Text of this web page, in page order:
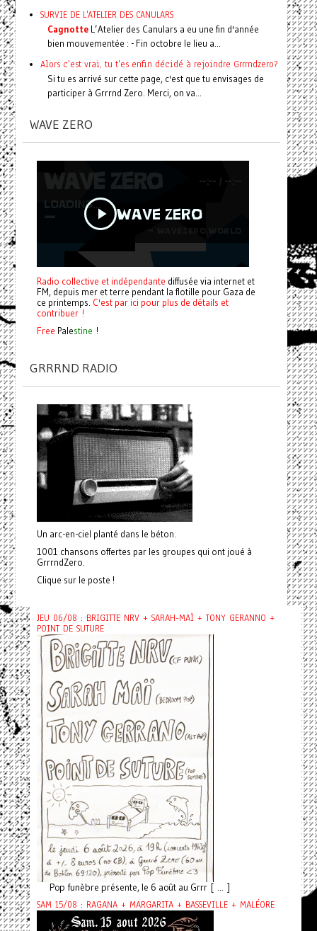
SURVIE DE L'ATELIER DES CANULARS
CagnotteL’Atelier des Canulars a eu une fin d'année
bien mouvementée : - Fin octobre le lieu a...
Alors c'est vrai, tu t'es enfin décidé à rejoindre Grrrndzero?
Si tu es arrivé sur cette page, c'est que tu envisages de
participer à Grrrnd Zero. Merci, on va...
WAVE ZERO
Radio collective et indépendante diffusée via internet et
FM, depuis mer et terre pendant la flotille pour Gaza de
ce printemps. C'est par ici pour plus de détails et
contribuer !
Free Palestine !
GRRRND RADIO
Un arc-en-ciel planté dans le béton.
1001 chansons offertes par les groupes qui ont joué à
GrrrndZero.
Clique sur le poste !
JEU 06/08 : BRIGITTE NRV + SARAH-MAÏ + TONY GERANNO +
POINT DE SUTURE
Pop funèbre présente, le 6 août au Grrr [ ... ]
SAM 15/08 : RAGANA + MARGARITA + BASSEVILLE + MALÉORE